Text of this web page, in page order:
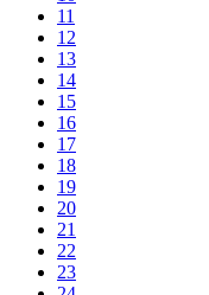
11
12
13
14
15
16
17
18
19
20
21
22
23